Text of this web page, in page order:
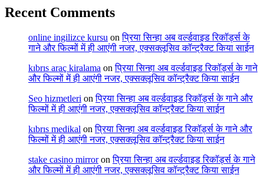
Recent Comments
online ingilizce kursu onप्रिया सिन्हा अब वर्ल्डवाइड रिकॉर्ड्स के
गाने और फिल्मों में ही आएंगी नजर, एक्सक्लूसिव कॉन्ट्रैक्ट किया साईन
kıbrıs araç kiralama onप्रिया सिन्हा अब वर्ल्डवाइड रिकॉर्ड्स के गाने
और फिल्मों में ही आएंगी नजर, एक्सक्लूसिव कॉन्ट्रैक्ट किया साईन
Seo hizmetleri onप्रिया सिन्हा अब वर्ल्डवाइड रिकॉर्ड्स के गाने और
फिल्मों में ही आएंगी नजर, एक्सक्लूसिव कॉन्ट्रैक्ट किया साईन
kıbrıs medikal onप्रिया सिन्हा अब वर्ल्डवाइड रिकॉर्ड्स के गाने और
फिल्मों में ही आएंगी नजर, एक्सक्लूसिव कॉन्ट्रैक्ट किया साईन
stake casino mirroronप्रिया सिन्हा अब वर्ल्डवाइड रिकॉर्ड्स के गाने
और फिल्मों में ही आएंगी नजर, एक्सक्लूसिव कॉन्ट्रैक्ट किया साईन